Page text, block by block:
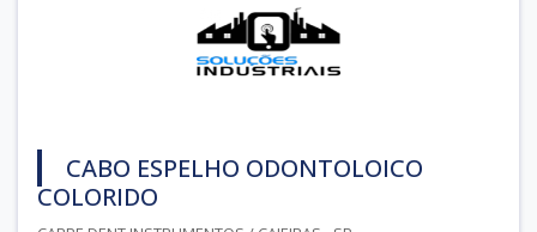
CABO ESPELHO ODONTOLOICO
COLORIDO